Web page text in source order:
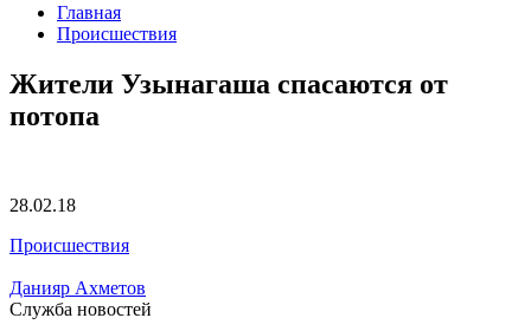
Главная
Происшествия
Жители Узынагаша спасаются от
потопа
28.02.18
Происшествия
Данияр Ахметов
Служба новостей